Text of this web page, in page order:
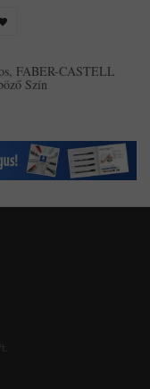
FABER-CASTELL
Szín